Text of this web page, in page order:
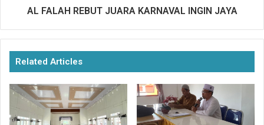
Muhammad Nasirdan dihadiri juga olehketua yayasan,
pesantren Modern Al-Falah Abu Lam U.
Dalam Apel tahunan ini juga diperlombakan parade barisan
dari setiap barisan konsulat santri Al-Falah Abu Lam U.
Yang mana setiap barisan akan dinilai kerapiannya dan
kekompakannya oleh para dewan juri. Adapun peringkat
AL FALAH REBUT JUARA KARNAVAL INGIN JAYA
Related Articles